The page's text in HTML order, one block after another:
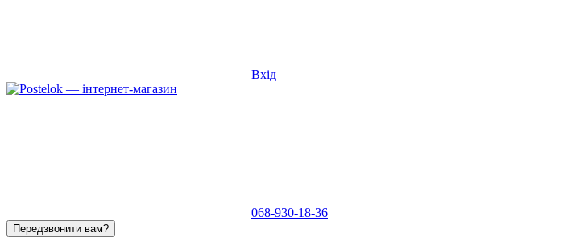
Вхід
068-930-18-36
Передзвонити вам?